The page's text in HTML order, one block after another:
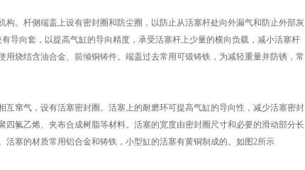
构。杆侧端盖上设有密封圈和防尘圈，以防止从活塞杆处向外漏气和防止外部灰
导向套，以提高气缸的导向精度，承受活塞杆上少量的横向负载，减小活塞杆
烧结含油合金、前倾铜铸件。端盖过去常用可锻铸铁，为减轻重量并防锈，常
互窜气，设有活塞密封圈。活塞上的耐磨环可提高气缸的导向性，减少活塞密封
四氟乙烯、夹布合成树脂等材料。活塞的宽度由密封圈尺寸和必要的滑动部分长
活塞的材质常用铝合金和铸铁，小型缸的活塞有黄铜制成的。如图2所示